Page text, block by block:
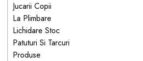
Jucarii Copii
La Plimbare
Lichidare Stoc
Patuturi Si Tarcuri
Produse